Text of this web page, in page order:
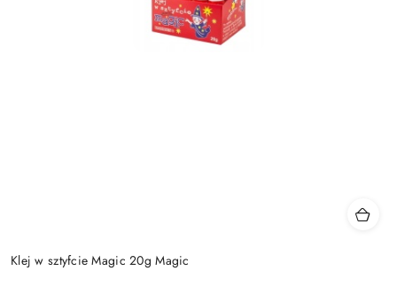
Klej w sztyfcie Magic 20g Magic